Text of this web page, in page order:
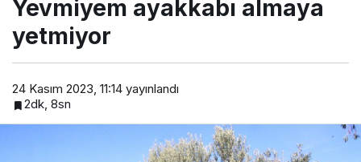
Yevmiyem ayakkabı almaya
yetmiyor
24 Kasım 2023, 11:14 yayınlandı
2dk, 8sn